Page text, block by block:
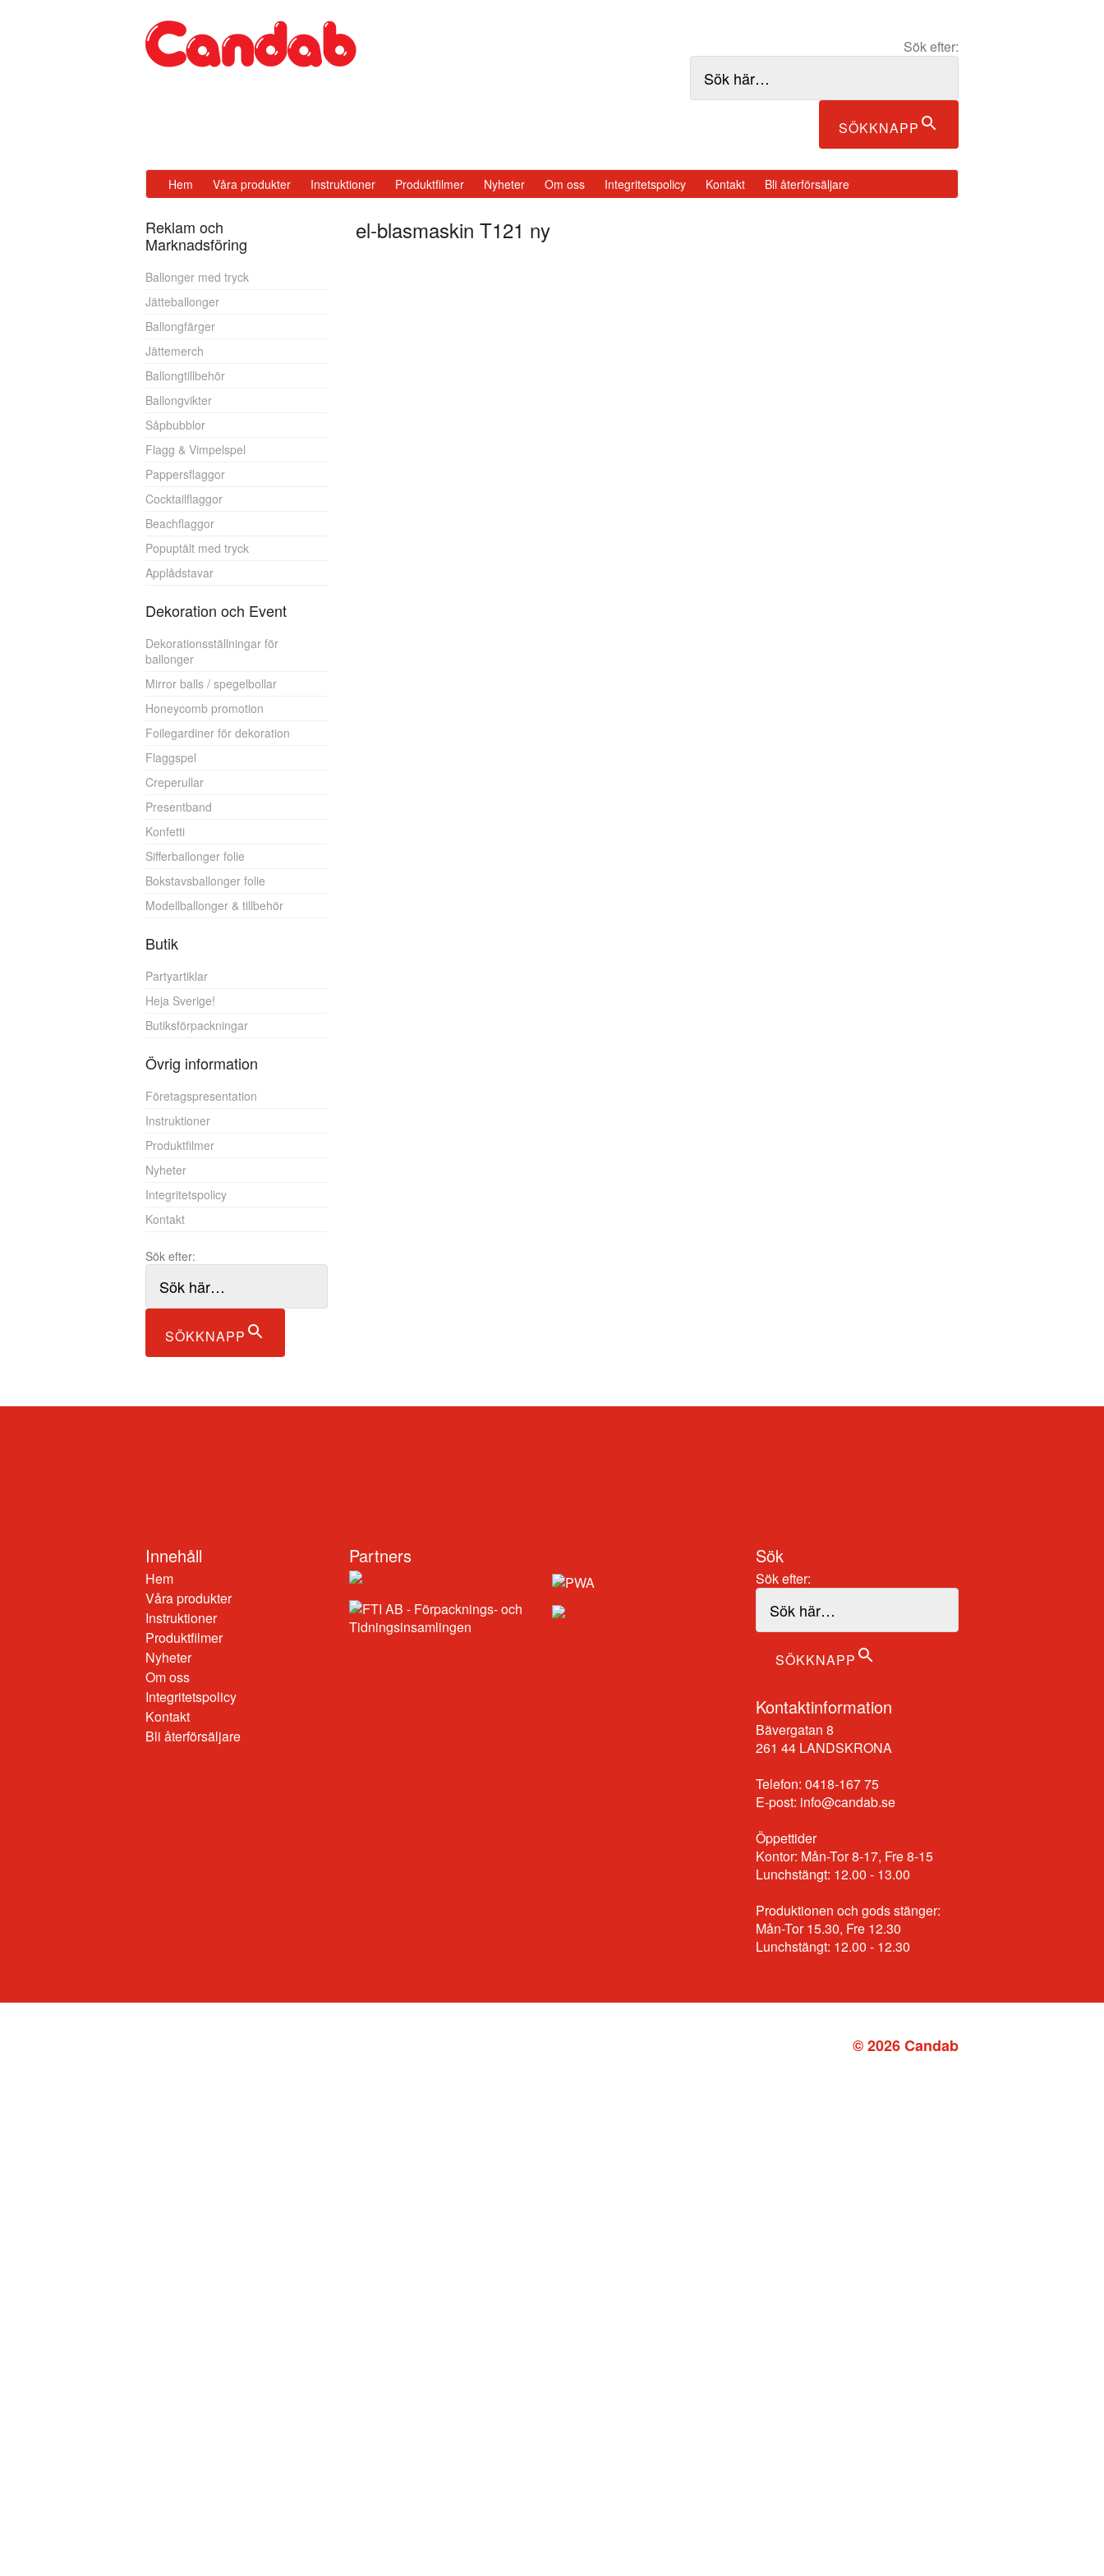
Sök efter:
SÖKKNAPP
Hem Våra produkter Instruktioner Produktfilmer Nyheter Om oss Integritetspolicy Kontakt Bli återförsäljare
el-blasmaskin T121 ny
Reklam och
Marknadsföring
Ballonger med tryck
Jätteballonger
Ballongfärger
Jättemerch
Ballongtillbehör
Ballongvikter
Såpbubblor
Flagg & Vimpelspel
Pappersflaggor
Cocktailflaggor
Beachflaggor
Popuptält med tryck
Applådstavar
Dekoration och Event
Dekorationsställningar för
ballonger
Mirror balls / spegelbollar
Honeycomb promotion
Foilegardiner för dekoration
Flaggspel
Creperullar
Presentband
Konfetti
Sifferballonger folie
Bokstavsballonger folie
Modellballonger & tillbehör
Butik
Partyartiklar
Heja Sverige!
Butiksförpackningar
Övrig information
Företagspresentation
Instruktioner
Produktfilmer
Nyheter
Integritetspolicy
Kontakt
Sök efter:
SÖKKNAPP
Innehåll
Hem
Våra produkter
Instruktioner
Produktfilmer
Nyheter
Om oss
Integritetspolicy
Kontakt
Bli återförsäljare
Partners Sök
Sök efter:
SÖKKNAPP
Kontaktinformation
Bävergatan 8
261 44 LANDSKRONA
Telefon: 0418-167 75
E-post: info@candab.se
Öppettider
Kontor: Mån-Tor 8-17, Fre 8-15
Lunchstängt: 12.00 - 13.00
Produktionen och gods stänger:
Mån-Tor 15.30, Fre 12.30
Lunchstängt: 12.00 - 12.30
© 2026 Candab